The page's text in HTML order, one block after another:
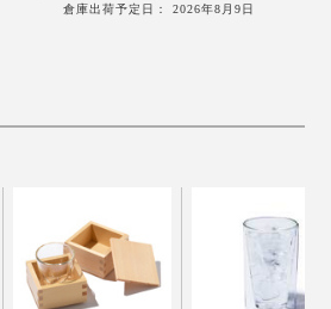
すれば結露が防げるのではないか
を経て生まれたのがダブルウォ
社製品にもありますが、スクエア
スの二層構造は『RayES』だけ。
つくりたかった」（内田氏）とい
んてイイトコ取りなカタチなんだ
ます。
倉庫出荷予定日： 2026年8月9日